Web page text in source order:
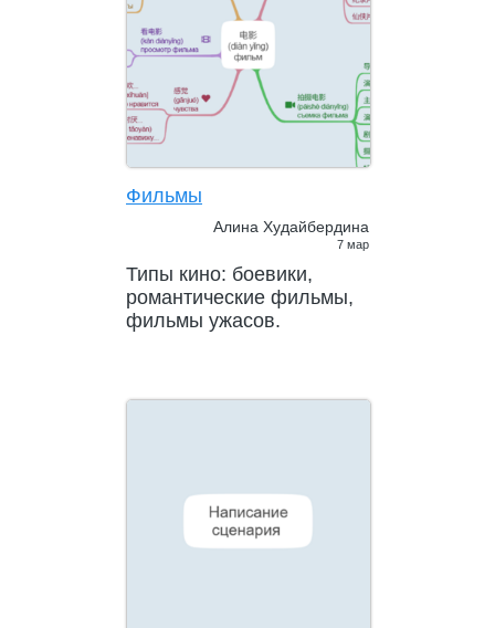
Фильмы
Алина Худайбердина
7 мар
Типы кино: боевики,
романтические фильмы,
фильмы ужасов.